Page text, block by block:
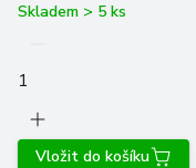
Skladem > 5 ks
Vložit do košíku